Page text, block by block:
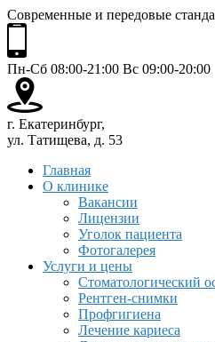
Современные и передовые
Пн-Сб 08:00-21:00 Вс 09:00-20:00
г. Екатеринбург,
ул. Татищева, д. 53
Главная
О клинике
Вакансии
Лицензии
Уголок пациента
Фотогалерея
Услуги и цены
Стоматологический
Рентген-снимки
Профгигиена
Лечение кариеса